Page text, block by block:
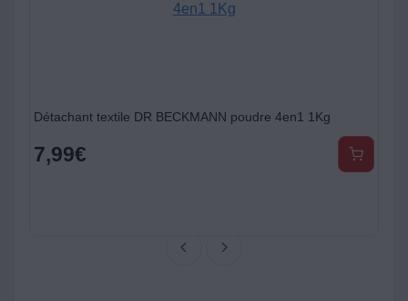
Détachant textile DR BECKMANN poudre 4en1 1Kg
7,99€